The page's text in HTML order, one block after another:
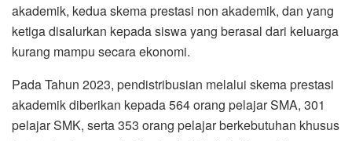
akademik, kedua skema prestasi non akademik, dan yang
ketiga disalurkan kepada siswa yang berasal dari keluarga
kurang mampu secara ekonomi.
Pada Tahun 2023, pendistribusian melalui skema prestasi
akademik diberikan kepada 564 orang pelajar SMA, 301
pelajar SMK, serta 353 orang pelajar berkebutuhan khusus